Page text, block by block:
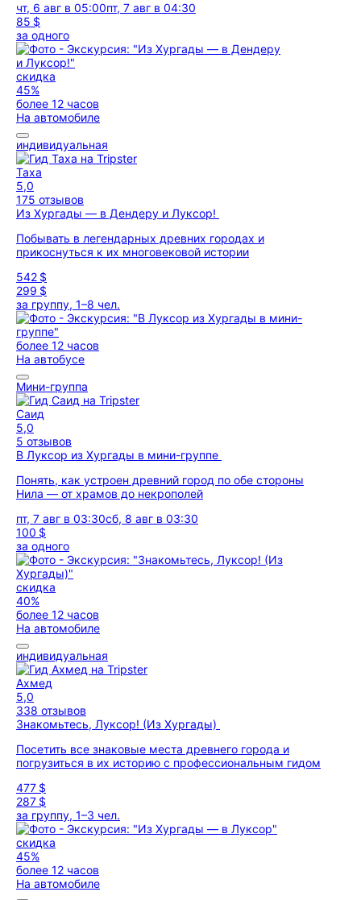
чт, 6 авг в 05:00пт, 7 авг в 04:30
85 $
за одного
скидка
45%
более 12 часов
На автомобиле
индивидуальная
Таха
5,0
175 отзывов
Из Хургады — в Дендеру и Луксор!
Побывать в легендарных древних городах и
прикоснуться к их многовековой истории
542 $
299 $
за группу, 1–8 чел.
более 12 часов
На автобусе
Мини-группа
Саид
5,0
5 отзывов
В Луксор из Хургады в мини-группе
Понять, как устроен древний город по обе стороны
Нила — от храмов до некрополей
пт, 7 авг в 03:30сб, 8 авг в 03:30
100 $
за одного
скидка
40%
более 12 часов
На автомобиле
индивидуальная
Ахмед
5,0
338 отзывов
Знакомьтесь, Луксор! (Из Хургады)
Посетить все знаковые места древнего города и
погрузиться в их историю с профессиональным гидом
477 $
287 $
за группу, 1–3 чел.
скидка
45%
более 12 часов
На автомобиле